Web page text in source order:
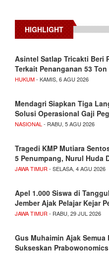
HIGHLIGHT
Asintel Satlap Tricakti Beri
Terkait Penanganan 53
HUKUM- KAMIS, 6 AGU 2026
Mendagri Siapkan Tiga
Solusi Operasional Gaji
NASIONAL - RABU, 5 AGU 2026
Tragedi KMP Mutiara
5 Penumpang, Nurul Huda
JAWA TIMUR - SELASA, 4 AGU 2026
Apel 1.000 Siswa di
Jember Ajak Pelajar Kejar
JAWA TIMUR - RABU, 29 JUL 2026
Gus Muhaimin Ajak Semua
Sukseskan Prabowonomics